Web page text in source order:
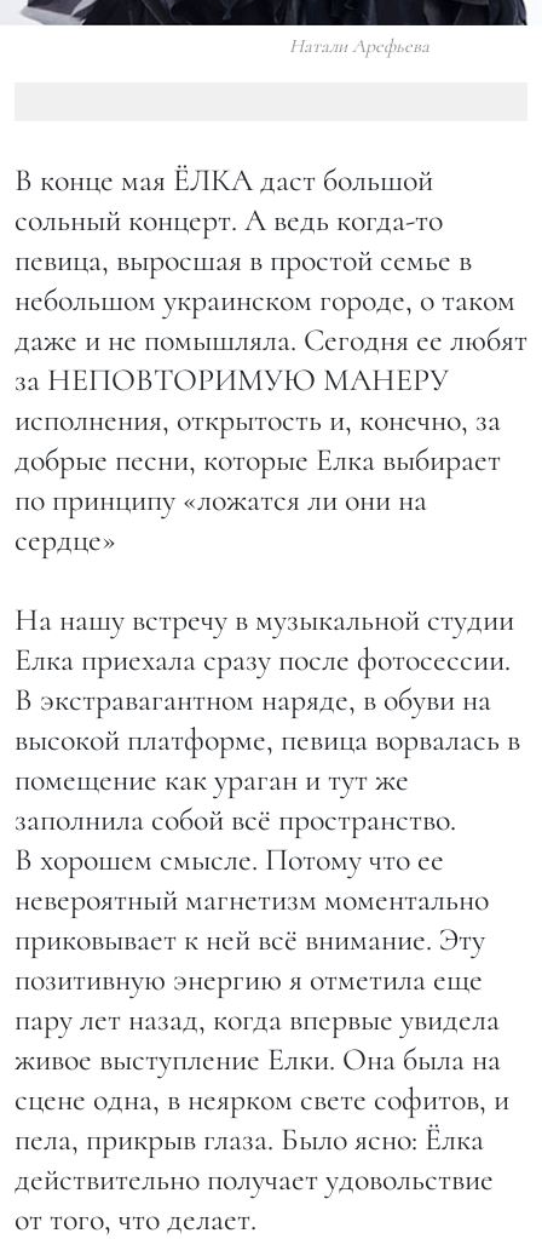
Натали Арефьева
В конце мая ЁЛКА даст большой
сольный концерт. А ведь когда-то
певица, выросшая в простой семье в
небольшом украинском городе, о таком
даже и не помышляла. Сегодня ее любят
за НЕПОВТОРИМУЮ МАНЕРУ
исполнения, открытость и, конечно, за
добрые песни, которые Елка выбирает
по принципу «ложатся ли они на
сердце»
На нашу встречу в музыкальной студии
Елка приехала сразу после фотосессии.
В экстравагантном наряде, в обуви на
высокой платформе, певица ворвалась в
помещение как ураган и тут же
заполнила собой всё пространство.
В хорошем смысле. Потому что ее
невероятный магнетизм моментально
приковывает к ней всё внимание. Эту
позитивную энергию я отметила еще
пару лет назад, когда впервые увидела
живое выступление Елки. Она была на
сцене одна, в неярком свете софитов, и
пела, прикрыв глаза. Было ясно: Ёлка
действительно получает удовольствие
от того, что делает.